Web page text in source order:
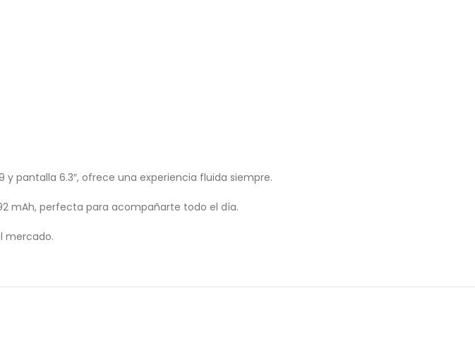
y pantalla 6.3″, ofrece una experiencia fluida siempre.
mAh, perfecta para acompañarte todo el día.
mercado.